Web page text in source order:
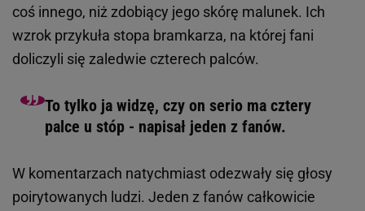
coś innego, niż zdobiący jego skórę malunek. Ich
wzrok przykuła stopa bramkarza, na której fani
doliczyli się zaledwie czterech palców.
To tylko ja widzę, czy on serio ma cztery
palce u stóp - napisał jeden z fanów.
W komentarzach natychmiast odezwały się głosy
poirytowanych ludzi. Jeden z fanów całkowicie